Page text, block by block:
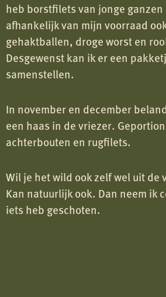
heb borstfilets van jonge
afhankelijk van mijn voorraad
gehaktballen, droge worst en
Desgewenst kan ik er een
samenstellen.
In november en december
een haas in de vriezer.
achterbouten en rugfilets.
Wil je het wild ook zelf wel uit de
Kan natuurlijk ook. Dan neem ik
iets heb geschoten.